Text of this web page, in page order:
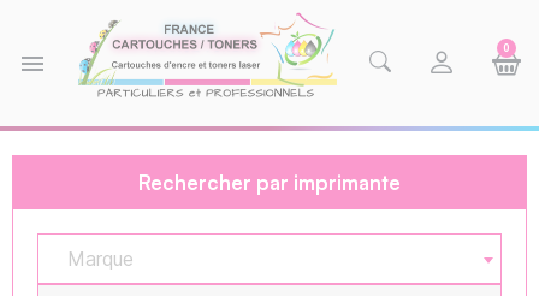
menu
0
Rechercher par imprimante
Marque